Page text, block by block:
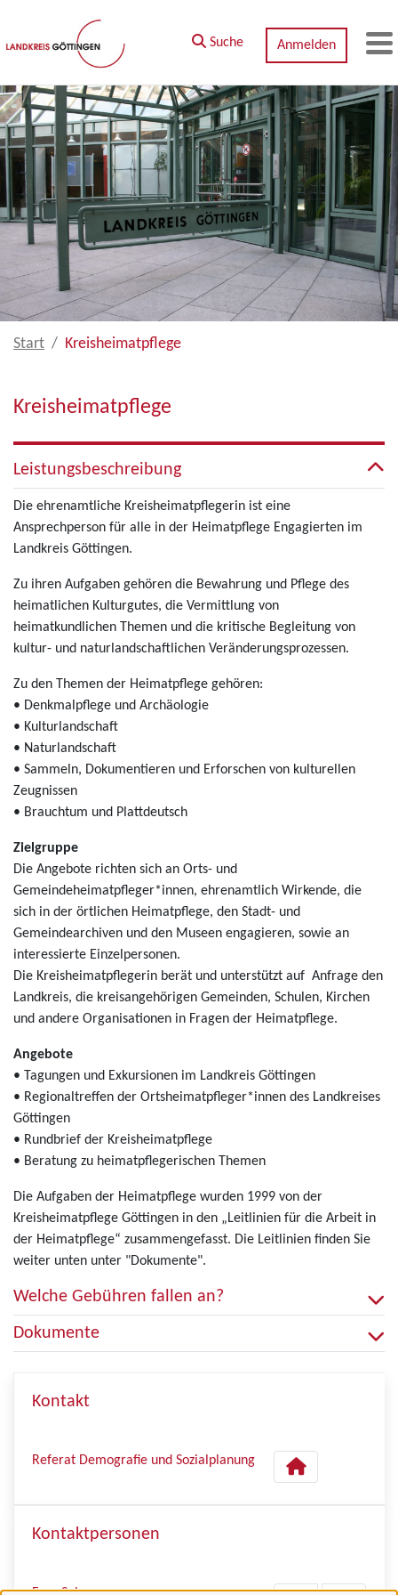
Zum Hauptinhalt springen
Suche
Anmelden
Start Kreisheimatpflege
Kreisheimatpflege
Leistungsbeschreibung
Die ehrenamtliche Kreisheimatpflegerin ist eine
Ansprechperson für alle in der Heimatpflege Engagierten im
Landkreis Göttingen.
Zu ihren Aufgaben gehören die Bewahrung und Pflege des
heimatlichen Kulturgutes, die Vermittlung von
heimatkundlichen Themen und die kritische Begleitung von
kultur- und naturlandschaftlichen Veränderungsprozessen.
Zu den Themen der Heimatpflege gehören:
• Denkmalpflege und Archäologie
• Kulturlandschaft
• Naturlandschaft
• Sammeln, Dokumentieren und Erforschen von kulturellen
Zeugnissen
• Brauchtum und Plattdeutsch
Zielgruppe
Die Angebote richten sich an Orts- und
Gemeindeheimatpfleger*innen, ehrenamtlich Wirkende, die
sich in der örtlichen Heimatpflege, den Stadt- und
Gemeindearchiven und den Museen engagieren, sowie an
interessierte Einzelpersonen.
Die Kreisheimatpflegerin berät und unterstützt auf Anfrage den
Landkreis, die kreisangehörigen Gemeinden, Schulen, Kirchen
und andere Organisationen in Fragen der Heimatpflege.
Angebote
• Tagungen und Exkursionen im Landkreis Göttingen
• Regionaltreffen der Ortsheimatpfleger*innen des Landkreises
Göttingen
• Rundbrief der Kreisheimatpflege
• Beratung zu heimatpflegerischen Themen
Die Aufgaben der Heimatpflege wurden 1999 von der
Kreisheimatpflege Göttingen in den „Leitlinien für die Arbeit in
der Heimatpflege“ zusammengefasst. Die Leitlinien finden Sie
weiter unten unter "Dokumente".
Welche Gebühren fallen an?
Dokumente
Kontakt
Referat Demografie und Sozialplanung
Kontaktpersonen